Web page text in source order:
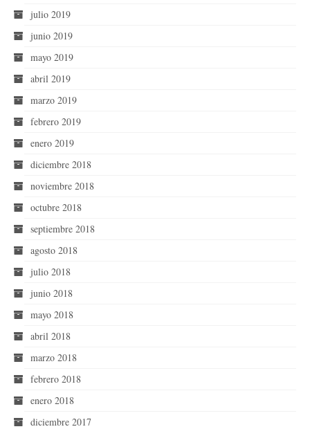
julio 2019
junio 2019
mayo 2019
abril 2019
marzo 2019
febrero 2019
enero 2019
diciembre 2018
noviembre 2018
octubre 2018
septiembre 2018
agosto 2018
julio 2018
junio 2018
mayo 2018
abril 2018
marzo 2018
febrero 2018
enero 2018
diciembre 2017